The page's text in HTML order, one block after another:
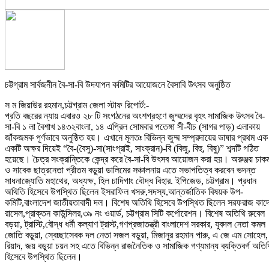
চট্টগ্রাম সার্বজনীন বৈ-সা-বি উদযাপন কমিটির আয়োজনে বৈসাবি উৎসব অনুষ্ঠিত
স ম জিয়াউর রহমান,চট্টগ্রাম জেলা স্টাফ রিপোর্ট:-
প্রতি বছরের ন্যায় এবারও ২৮ টি সংগঠনের অংশগ্রহণে জুম্মদের বৃহৎ সামাজিক উৎসব বৈ-
সা-বি ১ লা বৈশাখ ১৪৩২বাংলা, ১৪ এপ্রিল সোমবার পতেঙ্গা সী-বীচ (সাগর পাড়) এলাকায়
জাঁকজমক পূর্ণভাবে অনুষ্ঠিত হয়। এখানে মূলতঃ বিভিন্ন জুম্ম সম্প্রদায়ের ভাষার প্রথম এক
একটি অক্ষর দিয়েই “বৈ-(বৈসু)-সা(সাংগ্রাই, সাংক্রান)-বি (বিজু, বিহু, বিষু)” শব্দটি গঠিত
হয়েছে। চৈত্র সংক্রান্তিকে কেন্দ্র করে বৈ-সা-বি উৎসব আয়োজন করা হয়। অরুঞ্জয়
ও সাবেক ছাত্রনেতা প্রীতম বড়ুয়া ডালিমের সঞ্চালনায় এতে সভাপতিত্ব করবেন ভদন্ত
সাধনাজ্যোতি মহাথের, অধ্যক্ষ, হিল চাদিগাং বৌদ্ধ বিহার. ইপিজেড, চট্টগ্রাম। প্রধান
অথিতি হিসেবে উপস্থিত ছিলেন ইসরাফিল খসরু,সদস্য,আন্তর্জাতিক বিষয়ক উপ-
কমিটি,বাংলাদেশ জাতীয়তাবাদী দল। বিশেষ অতিথি হিসেবে উপস্থিত ছিলেন সরফরাজ
রাসেল,প্রাক্তন কাউন্সিলর,৩৯ নং ওয়ার্ড, চট্টগ্রাম সিটি কর্পোরেশন। বিশেষ অতিথি রুবেল
বড়য়া, ট্রাস্টি,বৌদ্ধ ধর্মী কল্যাণ ট্রাস্ট,গণপ্রজাতন্ত্রী বাংলাদেশ সরকার, যুবদল নেতা কমল
জোতি বড়ুয়া, স্বেচ্ছাসেবক দল নেতা সজল বড়ুয়া, মিজানুর রহমান পারু, এ জে এম সোহেল,
রিয়াদ, জয় বড়ুয়া চয়ন সহ এতে বিভিন্ন রাজনৈতিক ও সামাজিক গণ্যমান্য ব্যক্তিবর্গ
হিসেবে উপস্থিত ছিলেন।